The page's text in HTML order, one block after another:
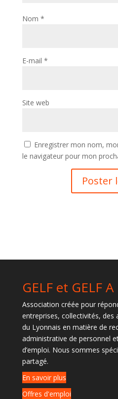
Nom *
E-mail *
Site web
Enregistrer mon nom,
le navigateur pour mon
GELF et GELF A
Association créée pour
entreprises, collectivités, des
du Lyonnais en matière de
administrative de personnel
d’emploi. Nous sommes
partagé.
En savoir plus
Offres d'emploi